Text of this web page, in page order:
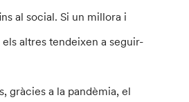
al social. Si un millora i
altres tendeixen a seguir-
gràcies a la pandèmia, el